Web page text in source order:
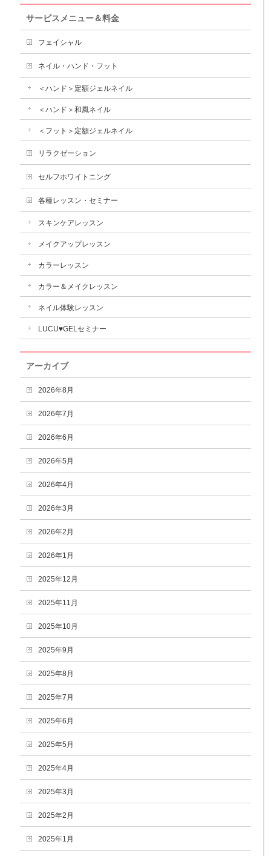
サービスメニュー＆料金
フェイシャル
ネイル・ハンド・フット
＜ハンド＞定額ジェルネイル
＜ハンド＞和風ネイル
＜フット＞定額ジェルネイル
リラクゼーション
セルフホワイトニング
各種レッスン・セミナー
スキンケアレッスン
メイクアップレッスン
カラーレッスン
カラー＆メイクレッスン
ネイル体験レッスン
LUCU♥GELセミナー
アーカイブ
2026年8月
2026年7月
2026年6月
2026年5月
2026年4月
2026年3月
2026年2月
2026年1月
2025年12月
2025年11月
2025年10月
2025年9月
2025年8月
2025年7月
2025年6月
2025年5月
2025年4月
2025年3月
2025年2月
2025年1月